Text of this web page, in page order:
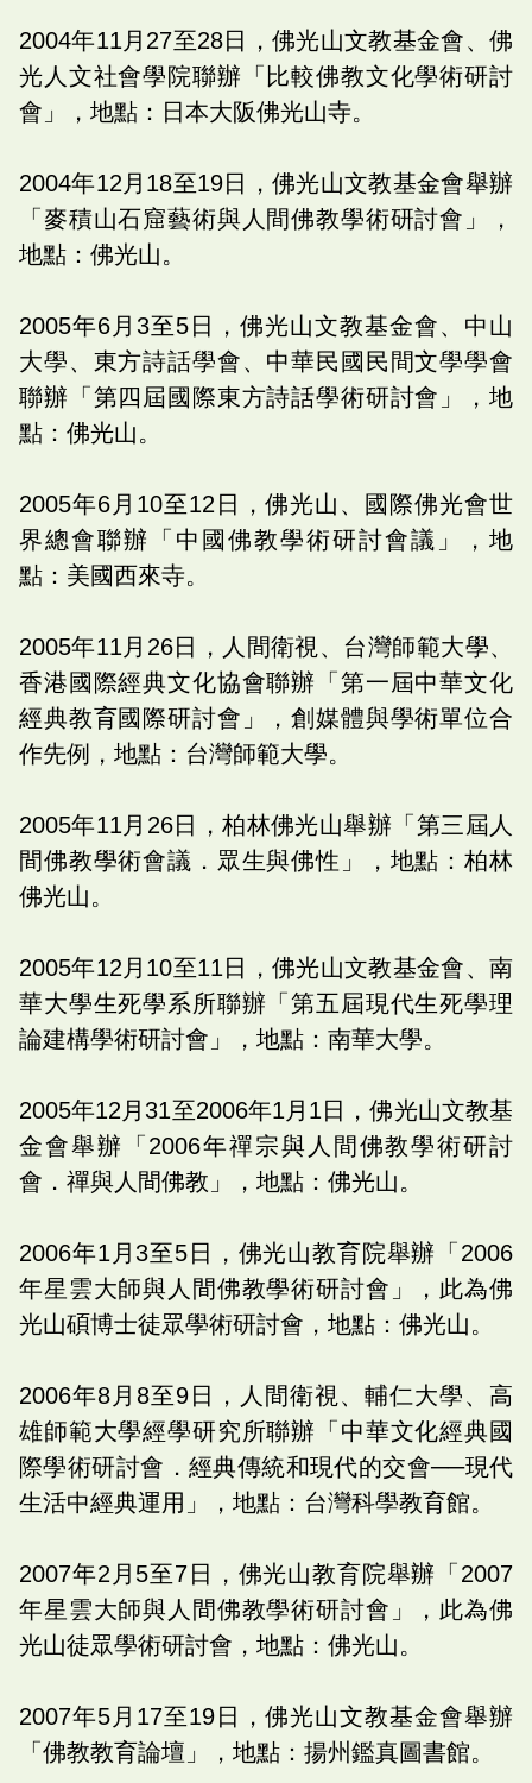
2004年11月27至28日，佛光山文教基金會、佛
光人文社會學院聯辦「比較佛教文化學術研討
會」，地點：日本大阪佛光山寺。
2004年12月18至19日，佛光山文教基金會舉辦
「麥積山石窟藝術與人間佛教學術研討會」，
地點：佛光山。
2005年6月3至5日，佛光山文教基金會、中山
大學、東方詩話學會、中華民國民間文學學會
聯辦「第四屆國際東方詩話學術研討會」，地
點：佛光山。
2005年6月10至12日，佛光山、國際佛光會世
界總會聯辦「中國佛教學術研討會議」，地
點：美國西來寺。
2005年11月26日，人間衛視、台灣師範大學、
香港國際經典文化協會聯辦「第一屆中華文化
經典教育國際研討會」，創媒體與學術單位合
作先例，地點：台灣師範大學。
2005年11月26日，柏林佛光山舉辦「第三屆人
間佛教學術會議．眾生與佛性」，地點：柏林
佛光山。
2005年12月10至11日，佛光山文教基金會、南
華大學生死學系所聯辦「第五屆現代生死學理
論建構學術研討會」，地點：南華大學。
2005年12月31至2006年1月1日，佛光山文教基
金會舉辦「2006年禪宗與人間佛教學術研討
會．禪與人間佛教」，地點：佛光山。
2006年1月3至5日，佛光山教育院舉辦「2006
年星雲大師與人間佛教學術研討會」，此為佛
光山碩博士徒眾學術研討會，地點：佛光山。
2006年8月8至9日，人間衛視、輔仁大學、高
雄師範大學經學研究所聯辦「中華文化經典國
際學術研討會．經典傳統和現代的交會──現代
生活中經典運用」，地點：台灣科學教育館。
2007年2月5至7日，佛光山教育院舉辦「2007
年星雲大師與人間佛教學術研討會」，此為佛
光山徒眾學術研討會，地點：佛光山。
2007年5月17至19日，佛光山文教基金會舉辦
「佛教教育論壇」，地點：揚州鑑真圖書館。